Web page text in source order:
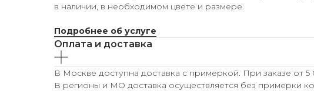
в наличии, в необходимом цвете и размере.
Подробнее об услуге
Оплата и доставка
В Москве доступна доставка с примеркой. При заказе от 5
В регионы и МО доставка осуществляется без примерки